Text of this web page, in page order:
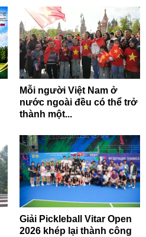
Mỗi người Việt Nam ở
nước ngoài đều có thể trở
thành một...
Giải Pickleball Vitar Open
2026 khép lại thành công